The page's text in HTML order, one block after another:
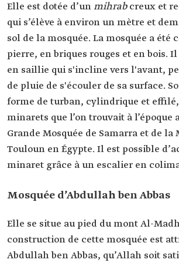
Elle est dotée d’unmihrabcreux et
qui s’élève à environ un mètre et
sol de la mosquée. La mosquée a été
pierre, en briques rouges et en bois.
en saillie qui s'incline vers l'avant,
de pluie de s'écouler de sa surface.
forme de turban, cylindrique et
minarets que l’on trouvait à l’époque
Grande Mosquée de Samarra et de la
Touloun en Égypte. Il est possible
minaret grâce à un escalier en
Mosquée d’Abdullah ben Abbas
Elle se situe au pied du mont Al-
construction de cette mosquée est
Abdullah ben Abbas, qu’Allah soit